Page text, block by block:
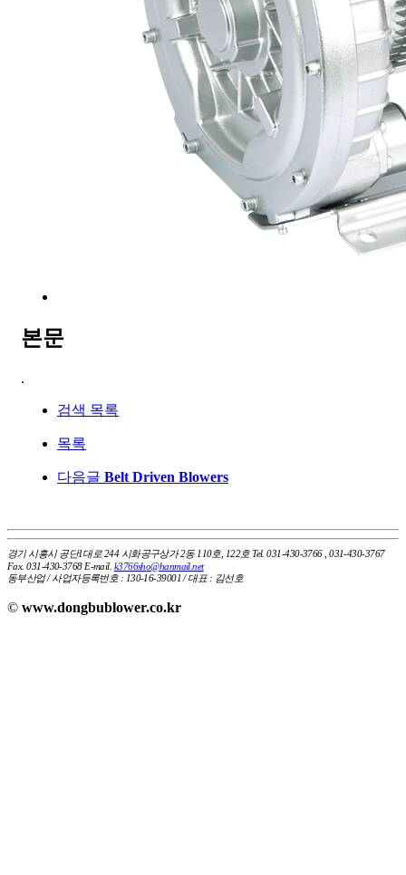
본문
.
검색 목록
목록
다음글 Belt Driven Blowers
경기 시흥시 공단1대로 244 시화공구상가 2동 110호, 122호 Tel. 031-430-3766 , 031-430-3767
Fax. 031-430-3768 E-mail. k3766sho@hanmail.net
동부산업 / 사업자등록번호 : 130-16-39001 / 대표 : 김선호
© www.dongbublower.co.kr